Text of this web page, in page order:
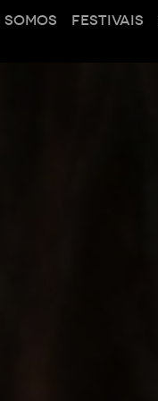
SOMOS FESTIVAIS